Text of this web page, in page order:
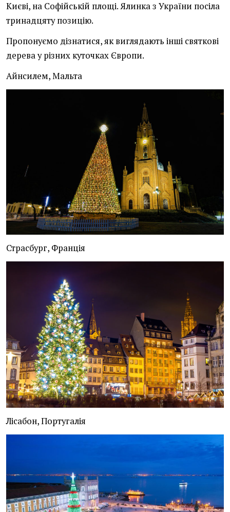
Києві, на Софійській площі. Ялинка з України посіла
тринадцяту позицію.
Пропонуємо дізнатися, як виглядають інші святкові
дерева у різних куточках Європи.
Айнсилем, Мальта
Страсбург, Франція
Лісабон, Португалія